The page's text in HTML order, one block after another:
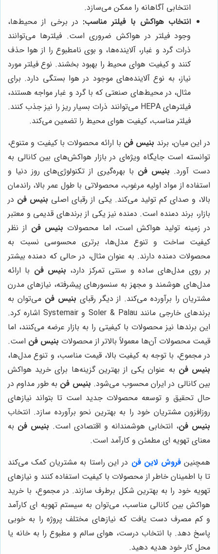
انتخابی آگاهانه را ممکن می‌سازد.
انتخاب هواکش با فیلتر مناسب: در برخی از محیط‌ها،
وجود فیلتر در هواکش ضروری است. فیلترها می‌توانند
ذرات گرد و غبار، آلاینده‌ها، و بوی نامطبوع را از هوا حذف
کنند و کیفیت هوای محیط را بهبود بخشند. نوع فیلتر مورد
نیاز، به نوع آلاینده‌های موجود در هوا بستگی دارد. برای
مثال، در محیط‌های صنعتی که با گرد و غبار مواجه هستند،
فیلترهای HEPA می‌توانند ذرات بسیار ریز را نیز جذب کنند.
فیلتر مناسب، کیفیت هوای محیط را تضمین می‌کند.
در این میان، برند بنیس فن با ارائه محصولات با کیفیت و متنوع،
توانسته است جایگاه ویژه‌ای در بازار هواکش‌های بین کانالی به
دست آورد. بنیس فن با بهره‌گیری از تکنولوژی‌های روز دنیا و
استفاده از مواد اولیه مرغوب، محصولاتی با طول عمر بالا، راندمان
بالا، و صدای کم تولید می‌کند. یکی از رقبای اصلی بنیس فن در
بازار، برند دمنده است. دمنده نیز یکی از برندهای قدیمی و معتبر
در زمینه تولید هواکش است، اما محصولات بنیس فن از نظر
کیفیت ساخت و تنوع مدل‌ها، برتری محسوسی نسبت به
محصولات دمنده دارند. به عنوان مثال، در حالی که دمنده بیشتر
بر روی مدل‌های ساده و سنتی تمرکز دارد، بنیس فن با ارائه
مدل‌های هوشمند و مجهز به سنسورهای پیشرفته، نیازهای مدرن
مشتریان را برآورده می‌کند. از دیگر رقبای بنیس فن می‌توان به
برندهای خارجی مانند Soler & Palau و Systemair اشاره کرد.
این برندها نیز محصولات با کیفیتی را به بازار عرضه می‌کنند، اما
قیمت محصولات آن‌ها معمولاً بالاتر از محصولات بنیس فن است.
در مجموع، با توجه به کیفیت بالا، قیمت مناسب، و تنوع مدل‌ها،
بنیس فن به عنوان یکی از بهترین گزینه‌ها برای خرید هواکش
بین کانالی در ایران محسوب می‌شود. بنیس فن به طور مداوم در
حال تحقیق و توسعه محصولات جدید است تا بتواند نیازهای
روزافزون مشتریان خود را به بهترین نحو برآورده سازد. انتخاب
بنیس فن، انتخابی هوشمندانه و اقتصادی است. بنیس فن به
معنای تهویه ای مطمئن و کارآمد است.
همچنینفروش لاین فن در این راستا به مشتریان کمک می‌کند
تا با اطمینان خاطر از محصولات با کیفیت استفاده کنند و نیازهای
تهویه خود را به بهترین شکل برطرف سازند. در مجموع، با خرید
هواکش بین کانالی مناسب، می‌توان به سیستم تهویه ای کارآمد
و کم مصرف دست یافت که نیازهای مختلف پروژه را به خوبی
پاسخ دهد. با انتخاب درست، هوای سالم و مطبوع را به خانه یا
محل کار خود هدیه دهید.